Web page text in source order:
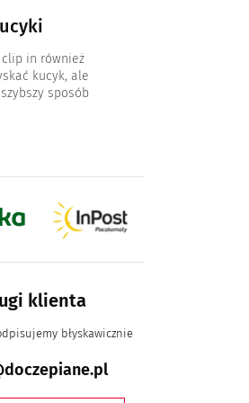
clip in również
kucyk, ale
sposób
klienta
błyskawicznie